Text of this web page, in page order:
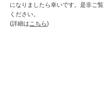
になりましたら幸いです。是非ご覧
ください。
(詳細はこちら)